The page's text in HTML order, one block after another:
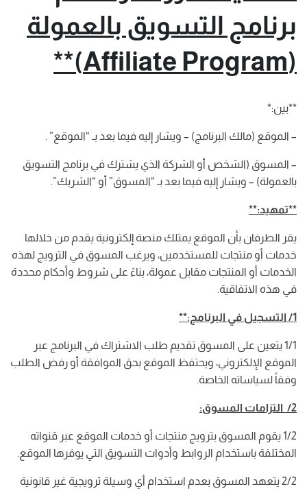
برنامج التسويق بالعمولة
(Affiliate Program)**
**بين:*
– الموقع (مالك البرنامج) – ويشار إليه فيما بعد بـ “الموقع” .
– المسوق (الشخص أو الشركة الذي يشترك في برنامج التسويق
بالعمولة) – ويشار إليه فيما بعد بـ “المسوق” أو “الشريك”.
**تمهيد:**
يقر الطرفان بأن الموقع يمتلك منصة إلكترونية يقدم من خلالها
خدمات أو منتجات للمستخدمين، ويرغب المسوق في الترويج لهذه
الخدمات أو المنتجات مقابل عمولة، بناءً على شروط وأحكام محددة
في هذه الاتفاقية.
1/ التسجيل في البرنامج:**
1/1 يتعين على المسوق تقديم طلب الاشتراك في البرنامج عبر
الموقع الإلكتروني، ويحتفظ الموقع بحق الموافقة أو رفض الطلب
وفقاً لسياساته الخاصة.
2/ التزامات المسوق:
1/2 يقوم المسوق بترويج منتجات أو خدمات الموقع عبر قنواته
المختلفة باستخدام الروابط وأدوات التسويق التي يوفرها الموقع.
2/2 يتعهد المسوق بعدم استخدام أي وسيلة ترويجية غير قانونية